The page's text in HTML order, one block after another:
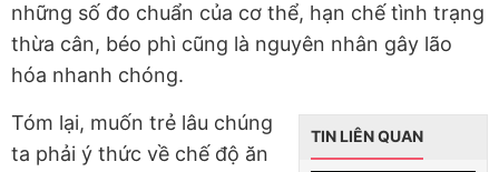
những số đo chuẩn của cơ thể, hạn chế tình trạng
thừa cân, béo phì cũng là nguyên nhân gây lão
hóa nhanh chóng.
TIN LIÊN QUAN
Tóm lại, muốn trẻ lâu chúng
ta phải ý thức về chế độ ăn